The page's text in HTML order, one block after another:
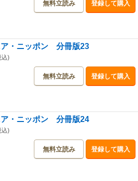
無料立読み 登録して購入
ア・ニッポン 分冊版23
込)
無料立読み 登録して購入
ア・ニッポン 分冊版24
込)
無料立読み 登録して購入